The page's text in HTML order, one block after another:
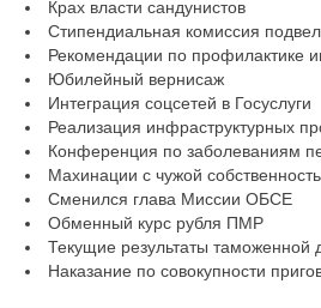
Крах власти сандунистов
Стипендиальная комиссия
Рекомендации по профилактике
Юбилейный вернисаж
Интеграция соцсетей в Госуслуги
Реализация инфраструктурных
Конференция по заболеваниям
Махинации с чужой
Сменился глава Миссии ОБСЕ
Обменный курс рубля ПМР
Текущие результаты таможенной
Наказание по совокупности